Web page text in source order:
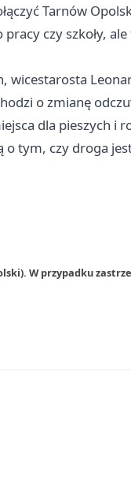
Tarnów
czy szkoły, ale
o zmianę
dla pieszych i
o tym, czy droga
W przypadku